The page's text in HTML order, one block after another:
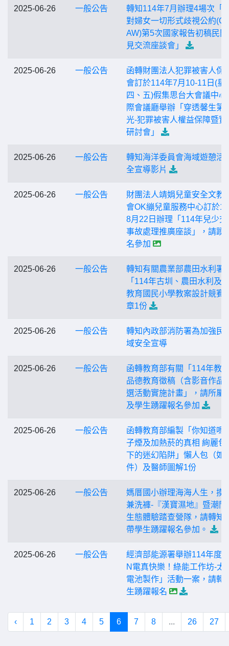
2025-06-26 一般公告
轉知114年7月辦理4場次「
對婦女一切形式歧視公約
AW)第5次國家報告初稿民
見交流座談會」
2025-06-26 一般公告
函轉財團法人犯罪被害人保
會訂於114年7月10-11日(星
四、五)假集思台大會議中心
際會議廳舉辦「穿透馨生第
光-犯罪被害人權益保障暨實
研討會」
2025-06-26 一般公告
轉知海洋委員會海域遊憩活
全宣導影片
2025-06-26 一般公告
財團法人靖娟兒童安全文教
會OK繃兒童服務中心訂於
8月22日辦理「114年兒少交
事故處理推廣座談」，請踴
名參加
2025-06-26 一般公告
轉知有關農業部農田水利署
「114年古圳、農田水利及
教育國民小學教案設計競賽
章1份
2025-06-26 一般公告
轉知內政部消防署為加強民
域安全宣導
2025-06-26 一般公告
函轉教育部有關「114年教
品德教育徵稿（含影音作品
選活動實施計畫」，請所屬
及學生踴躍報名參加
2025-06-26 一般公告
函轉教育部編製「你知道嗎
子煙及加熱菸的真相 絢麗包
下的迷幻陷阱」懶人包（如
件）及醫師圖解1份
2025-06-26 一般公告
媽厝國小辦理海海人生，摸
兼洗褲-『漢寶濕地』暨潮間
生態體驗踏查營隊，請轉知
帶學生踴躍報名參加。
2025-06-26 一般公告
經濟部能源署舉辦114年度
N電真快樂！綠能工作坊-太
電池製作」活動一案，請轉
生踴躍報名
‹ 1 2 3 4 5 6 7 8 ... 26 27